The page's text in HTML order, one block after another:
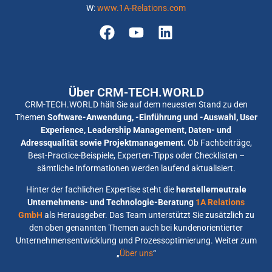
W:www.1A-Relations.com
Über CRM-TECH.WORLD
CRM-TECH.WORLD hält Sie auf dem neuesten Stand zu den
Themen Software-Anwendung, -Einführung und -Auswahl, User
Experience, Leadership Management, Daten- und
Adressqualität sowie Projektmanagement. Ob Fachbeiträge,
Best-Practice-Beispiele, Experten-Tipps oder Checklisten –
sämtliche Informationen werden laufend aktualisiert.
Hinter der fachlichen Expertise steht die herstellerneutrale
Unternehmens- und Technologie-Beratung 1A Relations
GmbH als Herausgeber. Das Team unterstützt Sie zusätzlich zu
den oben genannten Themen auch bei kundenorientierter
Unternehmensentwicklung und Prozessoptimierung. Weiter zum
„Über uns“